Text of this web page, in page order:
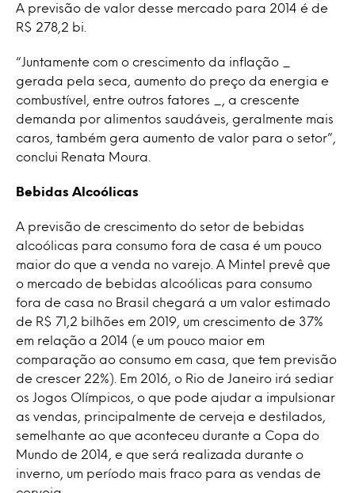
A previsão de valor desse mercado para 2014 é de
R$ 278,2 bi.
“Juntamente com o crescimento da inflação _
gerada pela seca, aumento do preço da energia e
combustível, entre outros fatores _, a crescente
demanda por alimentos saudáveis, geralmente mais
caros, também gera aumento de valor para o setor”,
conclui Renata Moura.
Bebidas Alcoólicas
A previsão de crescimento do setor de bebidas
alcoólicas para consumo fora de casa é um pouco
maior do que a venda no varejo. A Mintel prevê que
o mercado de bebidas alcoólicas para consumo
fora de casa no Brasil chegará a um valor estimado
de R$ 71,2 bilhões em 2019, um crescimento de 37%
em relação a 2014 (e um pouco maior em
comparação ao consumo em casa, que tem previsão
de crescer 22%). Em 2016, o Rio de Janeiro irá sediar
os Jogos Olímpicos, o que pode ajudar a impulsionar
as vendas, principalmente de cerveja e destilados,
semelhante ao que aconteceu durante a Copa do
Mundo de 2014, e que será realizada durante o
inverno, um período mais fraco para as vendas de